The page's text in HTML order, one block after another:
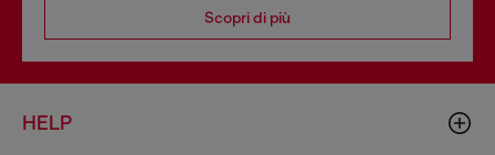
Scopri di più
HELP